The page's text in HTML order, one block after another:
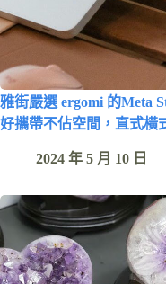
雅街嚴選 ergomi 的Meta
好攜帶不佔空間，直式橫
2024 年 5 月 10 日